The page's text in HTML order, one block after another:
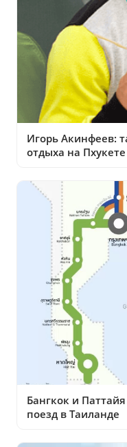
Игорь Акинфеев:
отдыха на Пхукете
Бангкок и
поезд в Таиланде